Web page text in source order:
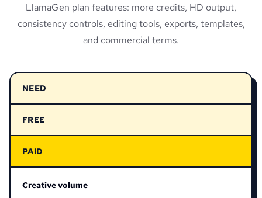
LlamaGen plan features: more credits, HD output,
consistency controls, editing tools, exports, templates,
and commercial terms.
NEED
FREE
PAID
Creative volume